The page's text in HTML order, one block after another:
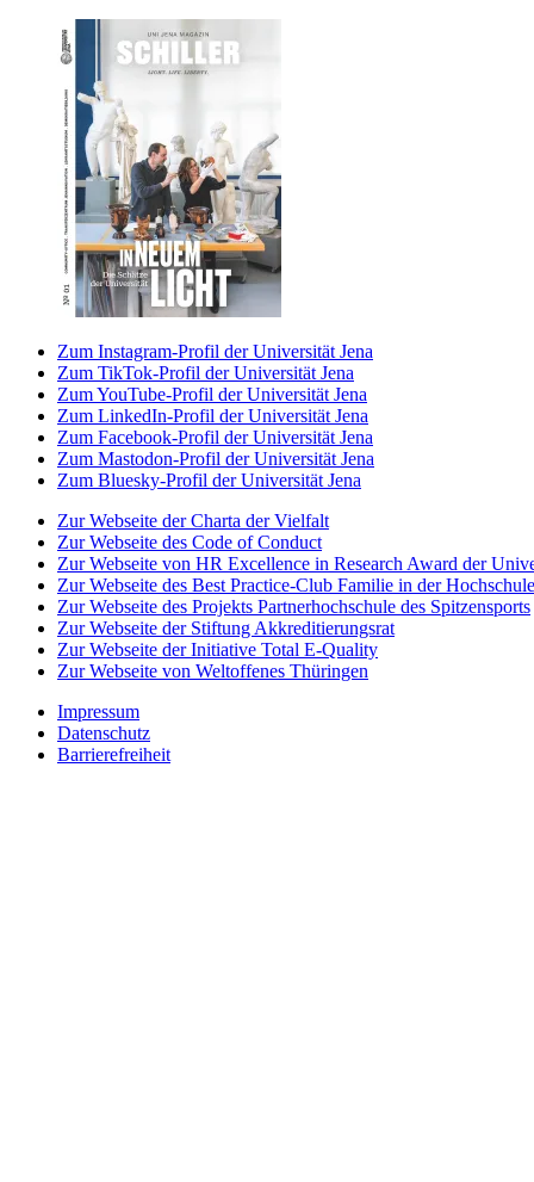
Zum Instagram-Profil der Universität Jena
Zum TikTok-Profil der Universität Jena
Zum YouTube-Profil der Universität Jena
Zum LinkedIn-Profil der Universität Jena
Zum Facebook-Profil der Universität Jena
Zum Mastodon-Profil der Universität Jena
Zum Bluesky-Profil der Universität Jena
Zur Webseite der Charta der Vielfalt
Zur Webseite des Code of Conduct
Zur Webseite von HR Excellence in Research Award der
Zur Webseite des Best Practice-Club Familie in der Hochschule
Zur Webseite des Projekts Partnerhochschule des Spitzensports
Zur Webseite der Stiftung Akkreditierungsrat
Zur Webseite der Initiative Total E-Quality
Zur Webseite von Weltoffenes Thüringen
Impressum
Datenschutz
Barrierefreiheit